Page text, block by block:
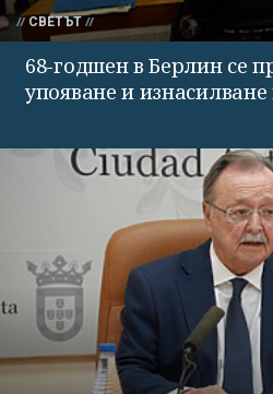
СВЕТЪТ
68-годшен в Берлин се
упояване и